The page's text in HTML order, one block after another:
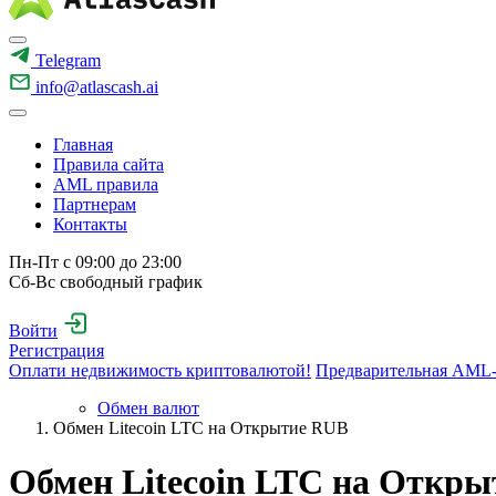
Telegram
info@atlascash.ai
Главная
Правила сайта
AML правила
Партнерам
Контакты
Пн-Пт с 09:00 до 23:00
Сб-Вс свободный график
Войти
Регистрация
Оплати недвижимость криптовалютой! Предварительная
Обмен валют
Обмен Litecoin LTC на Открытие RUB
Обмен Litecoin LTC на